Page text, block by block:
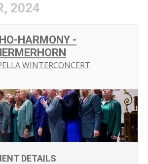
2024
HARMONY -
WINTERCONCERT
DETAILS